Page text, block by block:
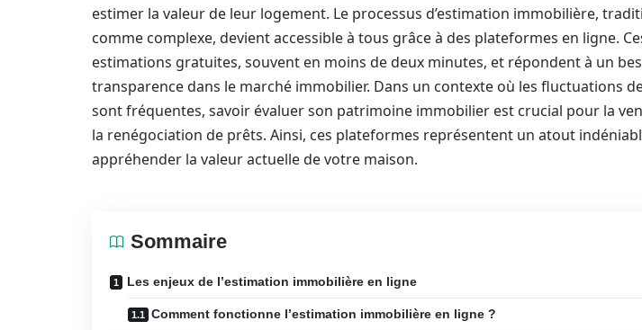
estimer la valeur de leur logement. Le processus d’estimation immobilière,
comme complexe, devient accessible à tous grâce à des plateformes en ligne.
estimations gratuites, souvent en moins de deux minutes, et répondent à un
transparence dans le marché immobilier. Dans un contexte où les fluctuations
sont fréquentes, savoir évaluer son patrimoine immobilier est crucial pour la
la renégociation de prêts. Ainsi, ces plateformes représentent un atout
appréhender la valeur actuelle de votre maison.
Sommaire
Les enjeux de l’estimation immobilière en ligne
Comment fonctionne l’estimation immobilière en ligne ?